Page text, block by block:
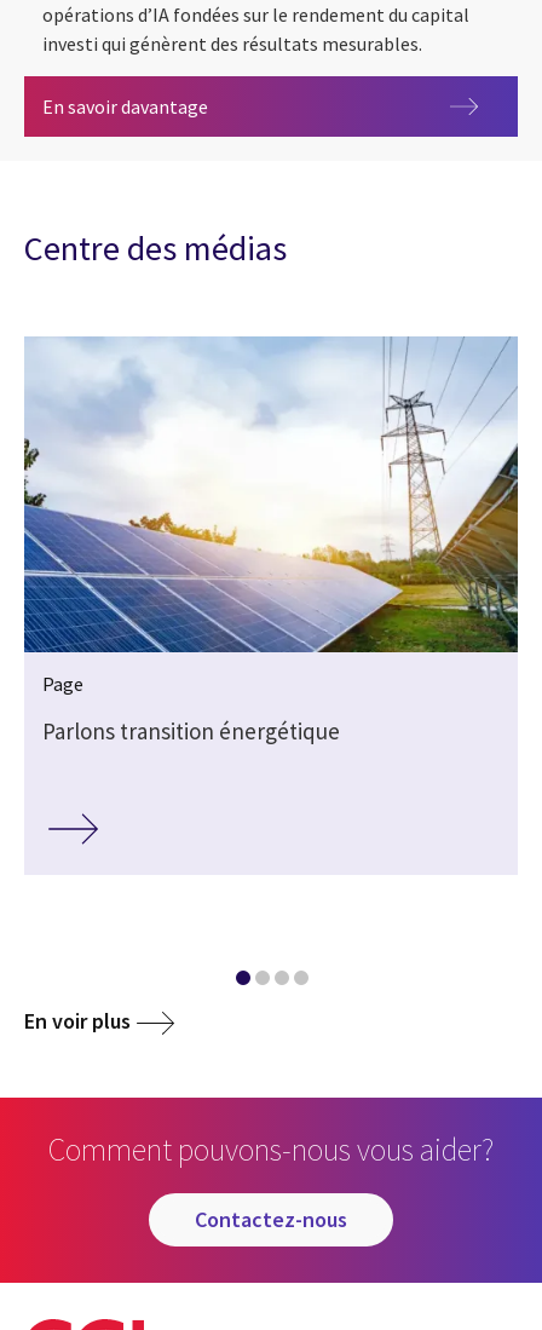
opérations d’IA fondées sur le rendement du capital
investi qui génèrent des résultats mesurables.
En savoir davantage L’IA dans le secteur de l’énergie et des
Centre des médias
Page
Parlons transition énergétique
En voir plus
Comment pouvons-nous vous aider?
contactez-nous